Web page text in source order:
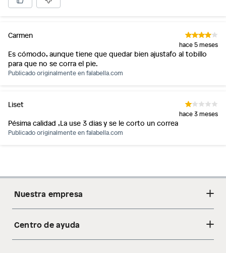
Carmen
hace 5 meses
Es cómodo, aunque tiene que quedar bien ajustafo al tobillo
para que no se corra el pie.
Publicado originalmente enfalabella.com
Liset
hace 3 meses
Pésima calidad ,La use 3 dias y se le corto un correa
Publicado originalmente enfalabella.com
Nuestra empresa
Acerca de nosotros
Centro de ayuda